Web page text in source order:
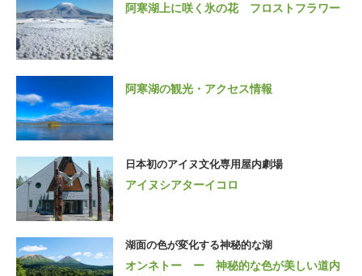
阿寒湖上に咲く氷の花 フロストフラワー
阿寒湖の観光・アクセス情報
日本初のアイヌ文化専用屋内劇場
アイヌシアターイコロ
湖面の色が変化する神秘的な湖
オンネトー ー 神秘的な色が美しい道内